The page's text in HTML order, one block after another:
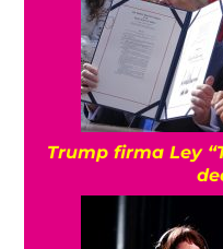
Trump firma Ley